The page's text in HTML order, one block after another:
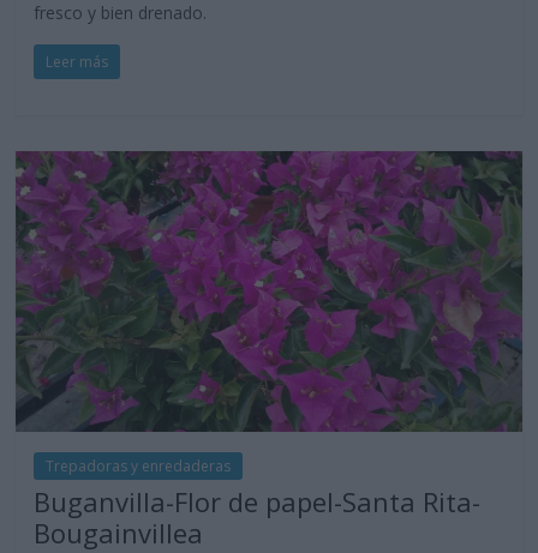
fresco y bien drenado.
Leer más
Trepadoras y enredaderas
Buganvilla-Flor de papel-Santa Rita-
Bougainvillea